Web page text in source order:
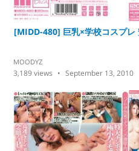
[MIDD-480] 巨乳×学校コスプレ
MOODYZ
3,189views September 13, 2010